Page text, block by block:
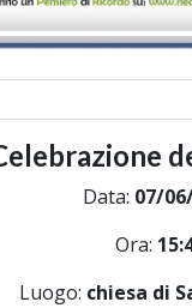
Data: 07/
Ora:
Luogo: chiesa di